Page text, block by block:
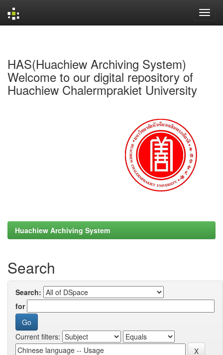
HAS(Huachiew Archiving System)
Welcome to our digital repository of
Huachiew Chalermprakiet University
Huachiew Archiving System
Search
Search:
for
Current filters: